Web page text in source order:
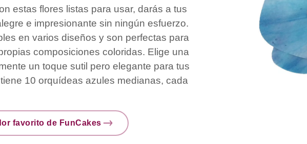
estas flores listas para usar, darás a tus
e impresionante sin ningún esfuerzo.
en varios diseños y son perfectas para
composiciones coloridas. Elige una
un toque sutil pero elegante para tus
10 orquídeas azules medianas, cada
favorito de FunCakes